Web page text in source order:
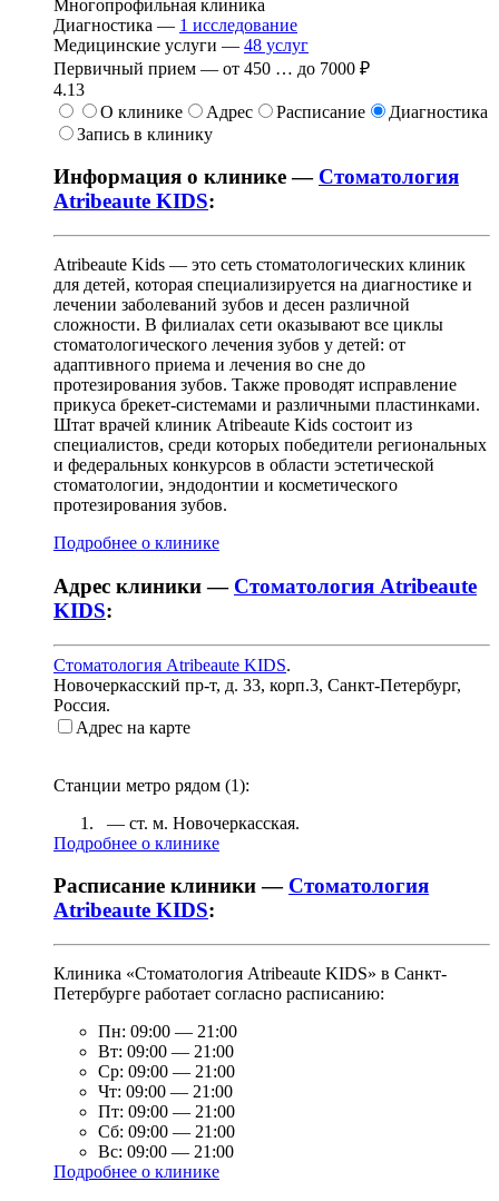
Многопрофильная клиника
Диагностика — 1 исследование
Медицинские услуги — 48 услуг
Первичный прием — от 450 … до 7000 ₽
4.13
О клинике
Адрес Расписание
Диагностика
Запись в клинику
Информация о клинике — Стоматология
Atribeaute KIDS:
Atribeaute Kids — это сеть стоматологических клиник
для детей, которая специализируется на диагностике и
лечении заболеваний зубов и десен различной
сложности. В филиалах сети оказывают все циклы
стоматологического лечения зубов у детей: от
адаптивного приема и лечения во сне до
протезирования зубов. Также проводят исправление
прикуса брекет-системами и различными пластинками.
Штат врачей клиник Atribeaute Kids состоит из
специалистов, среди которых победители региональных
и федеральных конкурсов в области эстетической
стоматологии, эндодонтии и косметического
протезирования зубов.
Подробнее о клинике
Адрес клиники — Стоматология Atribeaute
KIDS:
Стоматология Atribeaute KIDS.
Новочеркасский пр-т, д. 33, корп.3, Санкт-Петербург,
Россия.
Адрес на карте
Станции метро рядом (1):
— ст. м. Новочеркасская.
Подробнее о клинике
Расписание клиники — Стоматология
Atribeaute KIDS:
Клиника «Стоматология Atribeaute KIDS» в Санкт-
Петербурге работает согласно расписанию:
Пн: 09:00 — 21:00
Вт: 09:00 — 21:00
Ср: 09:00 — 21:00
Чт: 09:00 — 21:00
Пт: 09:00 — 21:00
Сб: 09:00 — 21:00
Вс: 09:00 — 21:00
Подробнее о клинике